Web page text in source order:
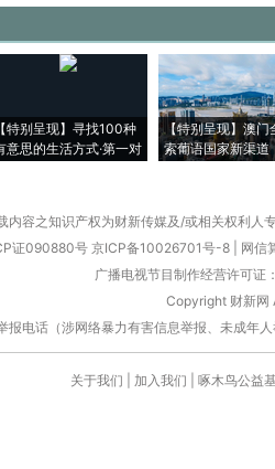
【特别呈现】寻找100种
意思的生活方式·第一对
【特别呈现】澳门
索葡语国家新渠道
内容之知识产权为财新传媒及/或相关权利人
证090880号 京ICP备10026701号-8 网信
广播电视节目制作经营许可证
Copyright 财新网
报电话（涉网络暴力有害信息举报、未成
关于我们 加入我们 啄木鸟公益